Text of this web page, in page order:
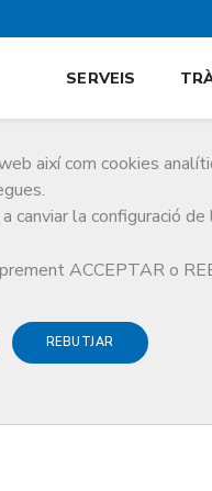
així com cookies
canviar la configuració
ACCEPTAR o
REBUTJAR
SERVEIS